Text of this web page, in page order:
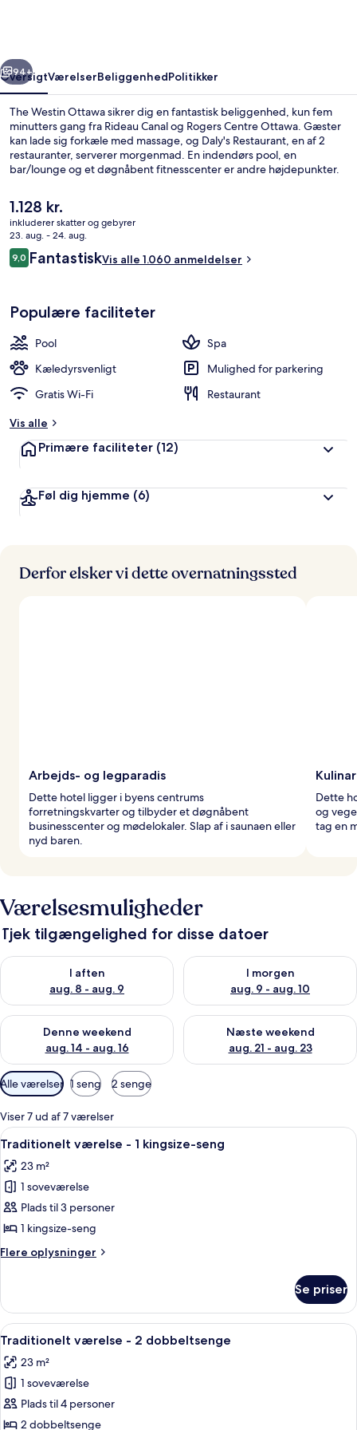
Næste
94+
OversigtVærelserBeliggenhedPolitikker
The Westin Ottawa sikrer dig en fantastisk beliggenhed, kun fem
minutters gang fra Rideau Canal og Rogers Centre Ottawa. Gæster
kan lade sig forkæle med massage, og Daly's Restaurant, en af 2
restauranter, serverer morgenmad. En indendørs pool, en
bar/lounge og et døgnåbent fitnesscenter er andre højdepunkter.
beliggenhed. Offentlig transport ligger kun en kort gåtur væk:
Rideau Station ligger 4 minutter væk og Parliament Station ligger 11
minutter derfra.
Den
nuværende
pris
er
1.128 kr.
1.128 kr.
inkluderer skatter og gebyrer
23. aug. - 24. aug.
Anmeldelser
9,09,0 ud af 10.
FantastiskVis alle 1.060 anmeldelser
Populære faciliteter
Pool
Spa
Kæledyrsvenligt
Mulighed for parkering
Gratis Wi-Fi
Restaurant
Vis alle
Primære faciliteter (12)
Føl dig hjemme (6)
Derfor elsker vi dette overnatningssted
Arbejds- og legparadis
Dette hotel ligger i byens centrums
forretningskvarter og tilbyder et døgnåbent
businesscenter og mødelokaler. Slap af i saunaen eller
nyd baren.
Dette
og
tag en
Værelsesmuligheder
Tjek tilgængelighed for disse datoer
I aften
aug. 8 - aug. 9
Tjek tilgængelighed for i aften aug. 8 - aug. 9
I morgen
aug. 9 - aug. 10
Tjek tilgængelighed for i
Denne weekend
aug. 14 - aug. 16
Tjek tilgængelighed for denne weekend aug. 14 - aug. 16
Næste weekend
aug. 21 - aug. 23
Tjek tilgængelighed for næste
Tilgængelige
filtre
for
værelser
Alle værelser 1 seng 2 senge
Viser 7 ud af 7 værelser
Indlæs
alle
billeder
af
Traditionelt
værelse
-
1
seng
Et hotelværelse med en stor seng,
6
Traditionelt værelse - 1 kingsize-seng
23 m²
1 soveværelse
Plads til 3 personer
1 kingsize-seng
Flere oplysninger
Flere
værelse
1
seng
Se priser
Indlæs
alle
billeder
af
Traditionelt
værelse
Hotelværelse med en stor seng, en
5
Traditionelt værelse - 2 dobbeltsenge
23 m²
1 soveværelse
Plads til 4 personer
2 dobbeltsenge